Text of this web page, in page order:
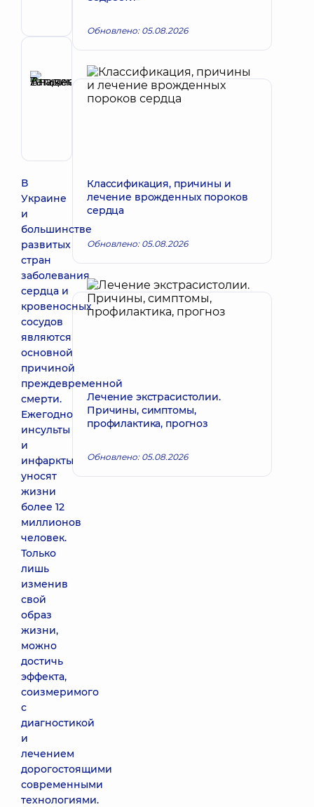
Аникеева
Татьяна
Запись к врачу
В
Украине
и
большинстве
развитых
стран
заболевания
сердца и
кровеносных
сосудов
являются
основной
причиной
преждевременной
смерти.
Ежегодно
инсульты
и
инфаркты
уносят
жизни
более 12
миллионов
человек.
Только
лишь
изменив
свой
образ
жизни,
можно
достичь
эффекта,
соизмеримого
с
диагностикой
и
лечением
дорогостоящими
современными
технологиями.
Обновлено: 05.08.2026
Классификация, причины и
лечение врожденных пороков
сердца
Обновлено: 05.08.2026
Лечение экстрасистолии.
Причины, симптомы,
профилактика, прогноз
Обновлено: 05.08.2026